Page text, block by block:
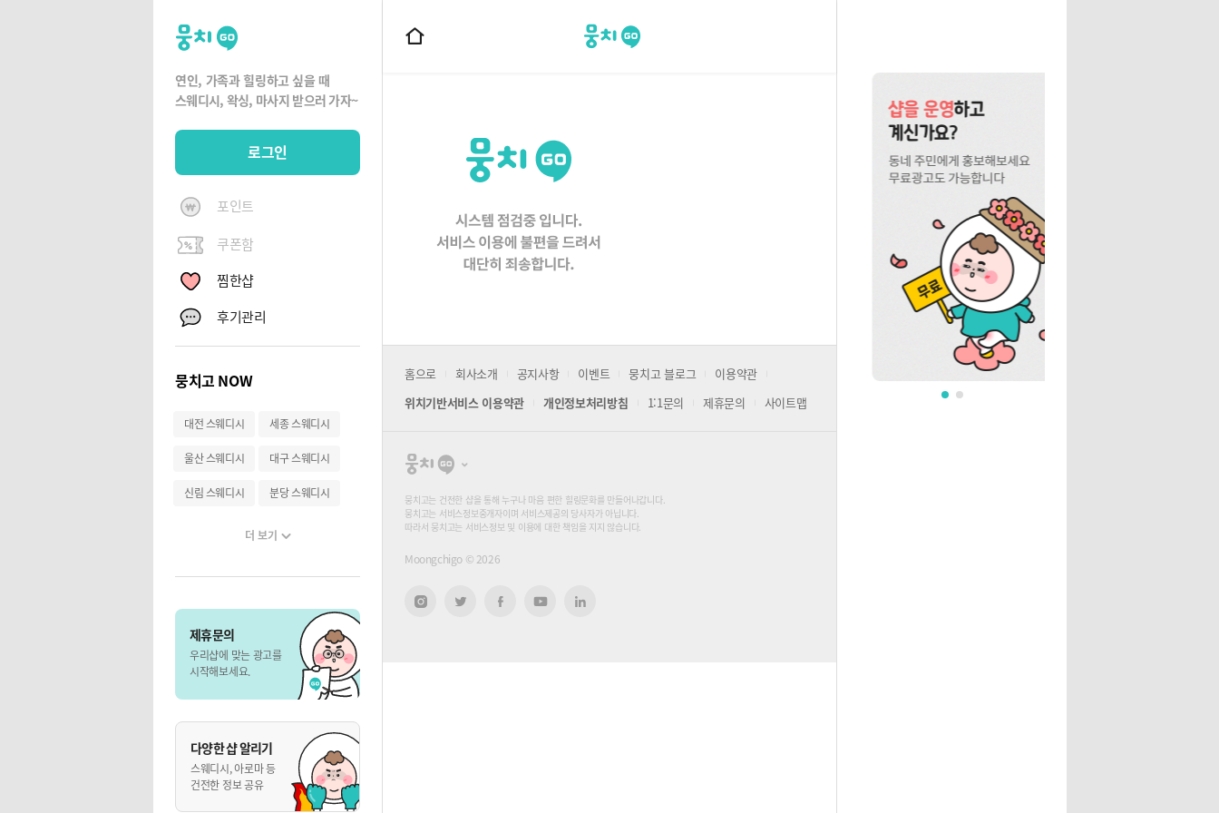
뭉
치
고
연인, 가족과 힐링하고 싶을 때
스웨디시, 왁싱, 마사지 받으러 가자~
로그인
포인트
쿠폰함
찜한샵
후기관리
뭉치고 NOW
대전 스웨디시 세종 스웨디시
울산 스웨디시 대구 스웨디시
신림 스웨디시 분당 스웨디시
더 보기
제휴문의
우리샵에 맞는 광고를
시작해보세요.
다양한 샵 알리기
스웨디시, 아로마 등
건전한 정보 공유
뭉치고
홈
홈으로 회사소개 공지사항 이벤트 뭉치고 블로그
이용약관
위치기반서비스 이용약관
개인정보처리방침 1:1문의 제휴문의 사이트맵
뭉
고
뭉치고는 건전한 샵을 통해 누구나 마음 편한 힐링문화를 만들어나갑니다.
뭉치고는 서비스정보중개자이며 서비스제공의 당사자가 아닙니다.
따라서 뭉치고는 서비스정보 및 이용에 대한 책임을 지지 않습니다.
Moongchigo © 2026